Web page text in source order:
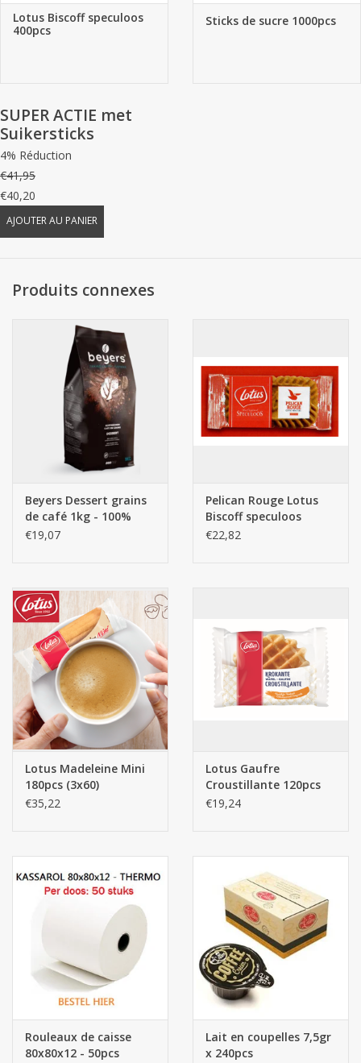
Lotus Biscoff speculoos
400pcs
Sticks de sucre 1000pcs
SUPER ACTIE met
Suikersticks
4% Réduction
€41,95
€40,20
AJOUTER AU PANIER
Produits connexes
Beyers Dessert grains
de café 1kg - 100%
Arabica
€19,07
Pelican Rouge Lotus
Biscoff speculoos
300pcs
€22,82
Lotus Madeleine Mini
180pcs (3x60)
€35,22
Lotus Gaufre
Croustillante 120pcs
€19,24
Rouleaux de caisse
80x80x12 - 50pcs
Lait en coupelles 7,5gr
x 240pcs